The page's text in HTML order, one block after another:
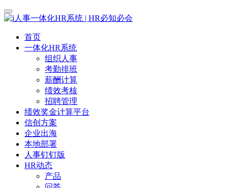
首页
一体化HR系统
组织人事
考勤排班
薪酬计算
绩效考核
招聘管理
绩效奖金计算平台
信创方案
企业出海
本地部署
人事钉钉版
HR动态
产品